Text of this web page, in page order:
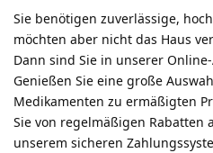
Sie benötigen zuverlässige,
möchten aber nicht das Haus
Dann sind Sie in unserer
Genießen Sie eine große
Medikamenten zu ermäßigten
Sie von regelmäßigen Rabatten
unserem sicheren